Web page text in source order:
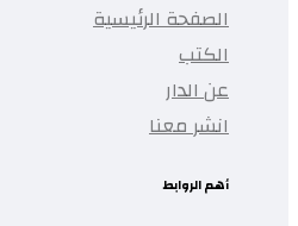
الصفحة الرئيسية
الكتب
عن الدار
انشر معنا
أهم الروابط